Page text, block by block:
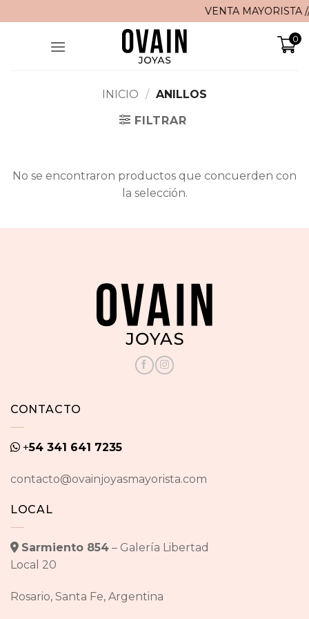
al
contenido
VENTA MAYORISTA
0
INICIO / ANILLOS
FILTRAR
No se encontraron productos que concuerden con
la selección.
LOCAL
Sarmiento 854– Galería Libertad
Local 20
Rosario, Santa Fe, Argentina
CONTACTO
+54 341 641 7235
contacto@ovainjoyasmayorista.com